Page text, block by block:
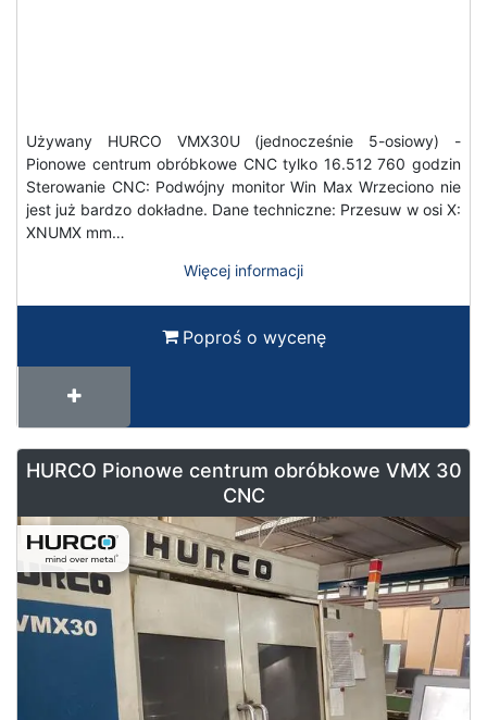
Używany HURCO VMX30U (jednocześnie 5-osiowy) -
Pionowe centrum obróbkowe CNC tylko 16.512 760 godzin
Sterowanie CNC: Podwójny monitor Win Max Wrzeciono nie
jest już bardzo dokładne. Dane techniczne: Przesuw w osi X:
XNUMX mm…
Więcej informacji
Poproś o wycenę
HURCO Pionowe centrum obróbkowe VMX 30
CNC